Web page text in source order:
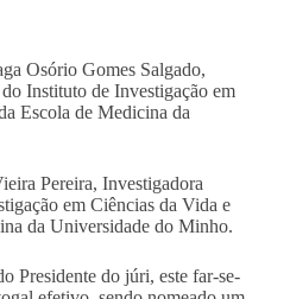
Osório Gomes Salgado,
Instituto de Investigação em
Escola de Medicina da
Pereira, Investigadora
em Ciências da Vida e
da Universidade do Minho.
Presidente do júri, este far-se-